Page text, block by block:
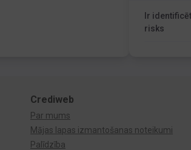
Ir
risks
Crediweb
Par mums
Mājas lapas izmantošanas noteikumi
Palīdzība